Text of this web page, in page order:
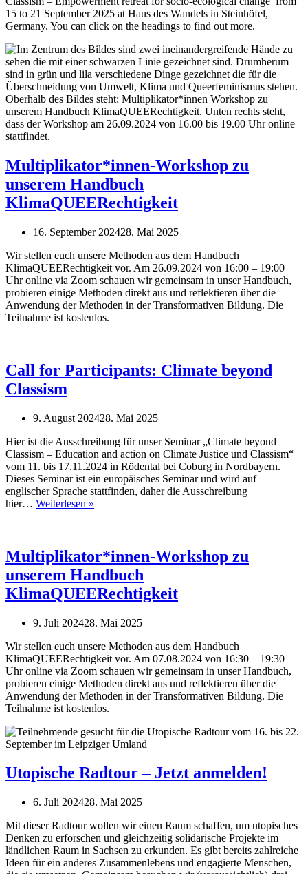
15 to 21 September 2025 at Haus des Wandels in Steinhöfel,
Germany. You can click on the headings to find out more.
Multiplikator*innen-Workshop zu
unserem Handbuch
KlimaQUEERechtigkeit
16. September 202428. Mai 2025
Wir stellen euch unsere Methoden aus dem Handbuch
KlimaQUEERechtigkeit vor. Am 26.09.2024 von 16:00 – 19:00
Uhr online via Zoom schauen wir gemeinsam in unser Handbuch,
probieren einige Methoden direkt aus und reflektieren über die
Anwendung der Methoden in der Transformativen Bildung. Die
Teilnahme ist kostenlos.
Call for Participants: Climate beyond
Classism
9. August 202428. Mai 2025
Hier ist die Ausschreibung für unser Seminar „Climate beyond
Classism – Education and action on Climate Justice und Classism“
vom 11. bis 17.11.2024 in Rödental bei Coburg in Nordbayern.
Dieses Seminar ist ein europäisches Seminar und wird auf
englischer Sprache stattfinden, daher die Ausschreibung
hier… Weiterlesen »
beyond
Classism
Multiplikator*innen-Workshop zu
unserem Handbuch
KlimaQUEERechtigkeit
9. Juli 202428. Mai 2025
Wir stellen euch unsere Methoden aus dem Handbuch
KlimaQUEERechtigkeit vor. Am 07.08.2024 von 16:30 – 19:30
Uhr online via Zoom schauen wir gemeinsam in unser Handbuch,
probieren einige Methoden direkt aus und reflektieren über die
Anwendung der Methoden in der Transformativen Bildung. Die
Teilnahme ist kostenlos.
Utopische Radtour – Jetzt anmelden!
6. Juli 202428. Mai 2025
Mit dieser Radtour wollen wir einen Raum schaffen, um utopisches
Denken zu erforschen und gleichzeitig solidarische Projekte im
ländlichen Raum in Sachsen zu erkunden. Es gibt bereits zahlreiche
Ideen für ein anderes Zusammenlebens und engagierte Menschen,